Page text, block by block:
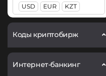
Chainlink (LINK)
ERC20
Compound (COMP)
Cosmos (ATOM)
USD EUR KZT
Коды криптобирж
Интернет-банкинг